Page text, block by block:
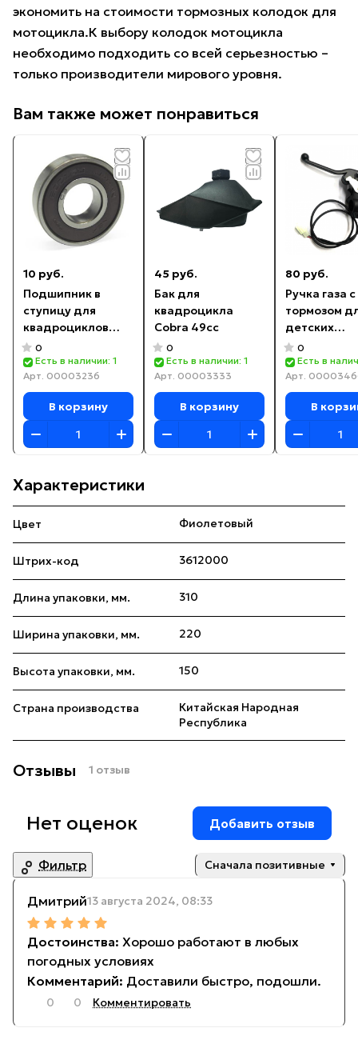
экономить на стоимости тормозных колодок для
мотоцикла.К выбору колодок мотоцикла
необходимо подходить со всей серьезностью –
только производители мирового уровня.
Вам также может понравиться
10 руб.
Подшипник в
ступицу для
квадроциклов
49cc 6001RS
28x11.5x8
0
Есть в наличии: 1
Арт. 00003236
В корзину
45 руб.
Бак для
квадроцикла
Cobra 49cc
0
Есть в наличии: 1
Арт. 00003333
В корзину
80 руб.
Ручка газа с
тормозом
детских
сборе
0
Есть в
Арт.
В
Характеристики
Цвет Фиолетовый
Штрих-код 3612000
Длина упаковки, мм. 310
Ширина упаковки, мм. 220
Высота упаковки, мм. 150
Страна производства
Китайская Народная
Республика
Отзывы 1 отзыв
Фильтр Сначала позитивные
Дмитрий13 августа 2024, 08:33
Хорошо работают в любых
погодных условиях
Доставили быстро, подошли.
0 0 Комментировать
Нет оценок Добавить отзыв